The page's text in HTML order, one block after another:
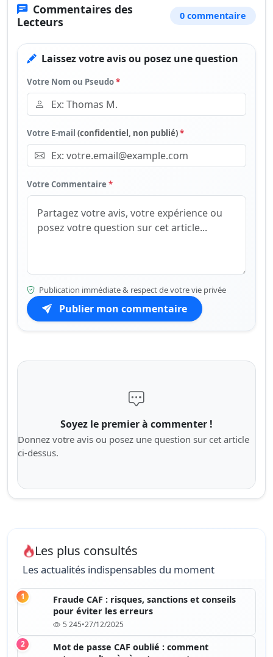
Commentaires des
Lecteurs
0 commentaire
Laissez votre avis ou posez une question
Votre Nom ou Pseudo*
Votre E-mail (confidentiel, non publié)*
Votre Commentaire *
Publication immédiate & respect de votre vie privée
Publier mon commentaire
Soyez le premier à commenter !
Donnez votre avis ou posez une question sur cet article
ci-dessus.
Les plus consultés
Les actualités indispensables du moment
1
Fraude CAF : risques, sanctions et conseils
pour éviter les erreurs
5 245•27/12/2025
2
Mot de passe CAF oublié : comment